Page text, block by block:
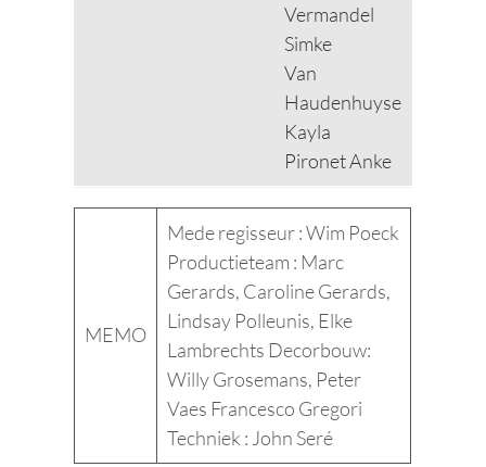
Vermandel
Simke
Van
Haudenhuyse
Kayla
Pironet Anke
MEMO
Mede regisseur : Wim Poeck
Productieteam : Marc
Gerards, Caroline Gerards,
Lindsay Polleunis, Elke
Lambrechts Decorbouw:
Willy Grosemans, Peter
Vaes Francesco Gregori
Techniek : John Seré